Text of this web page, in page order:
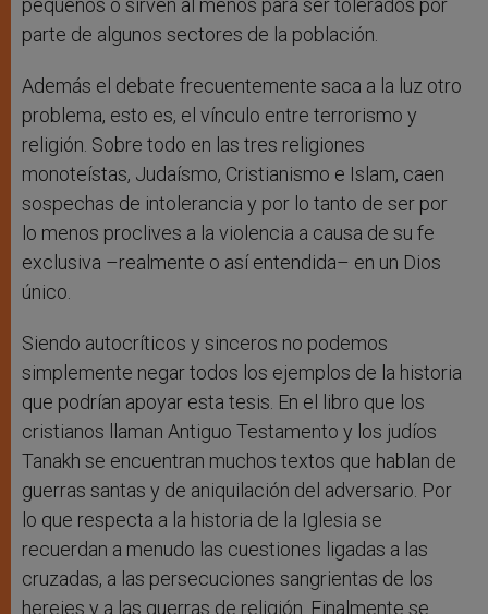
pequeños o sirven al menos para ser tolerados por
parte de algunos sectores de la población.
Además el debate frecuentemente saca a la luz otro
problema, esto es, el vínculo entre terrorismo y
religión. Sobre todo en las tres religiones
monoteístas, Judaísmo, Cristianismo e Islam, caen
sospechas de intolerancia y por lo tanto de ser por
lo menos proclives a la violencia a causa de su fe
exclusiva –realmente o así entendida– en un Dios
único.
Siendo autocríticos y sinceros no podemos
simplemente negar todos los ejemplos de la historia
que podrían apoyar esta tesis. En el libro que los
cristianos llaman Antiguo Testamento y los judíos
Tanakh se encuentran muchos textos que hablan de
guerras santas y de aniquilación del adversario. Por
lo que respecta a la historia de la Iglesia se
recuerdan a menudo las cuestiones ligadas a las
cruzadas, a las persecuciones sangrientas de los
herejes y a las guerras de religión. Finalmente se